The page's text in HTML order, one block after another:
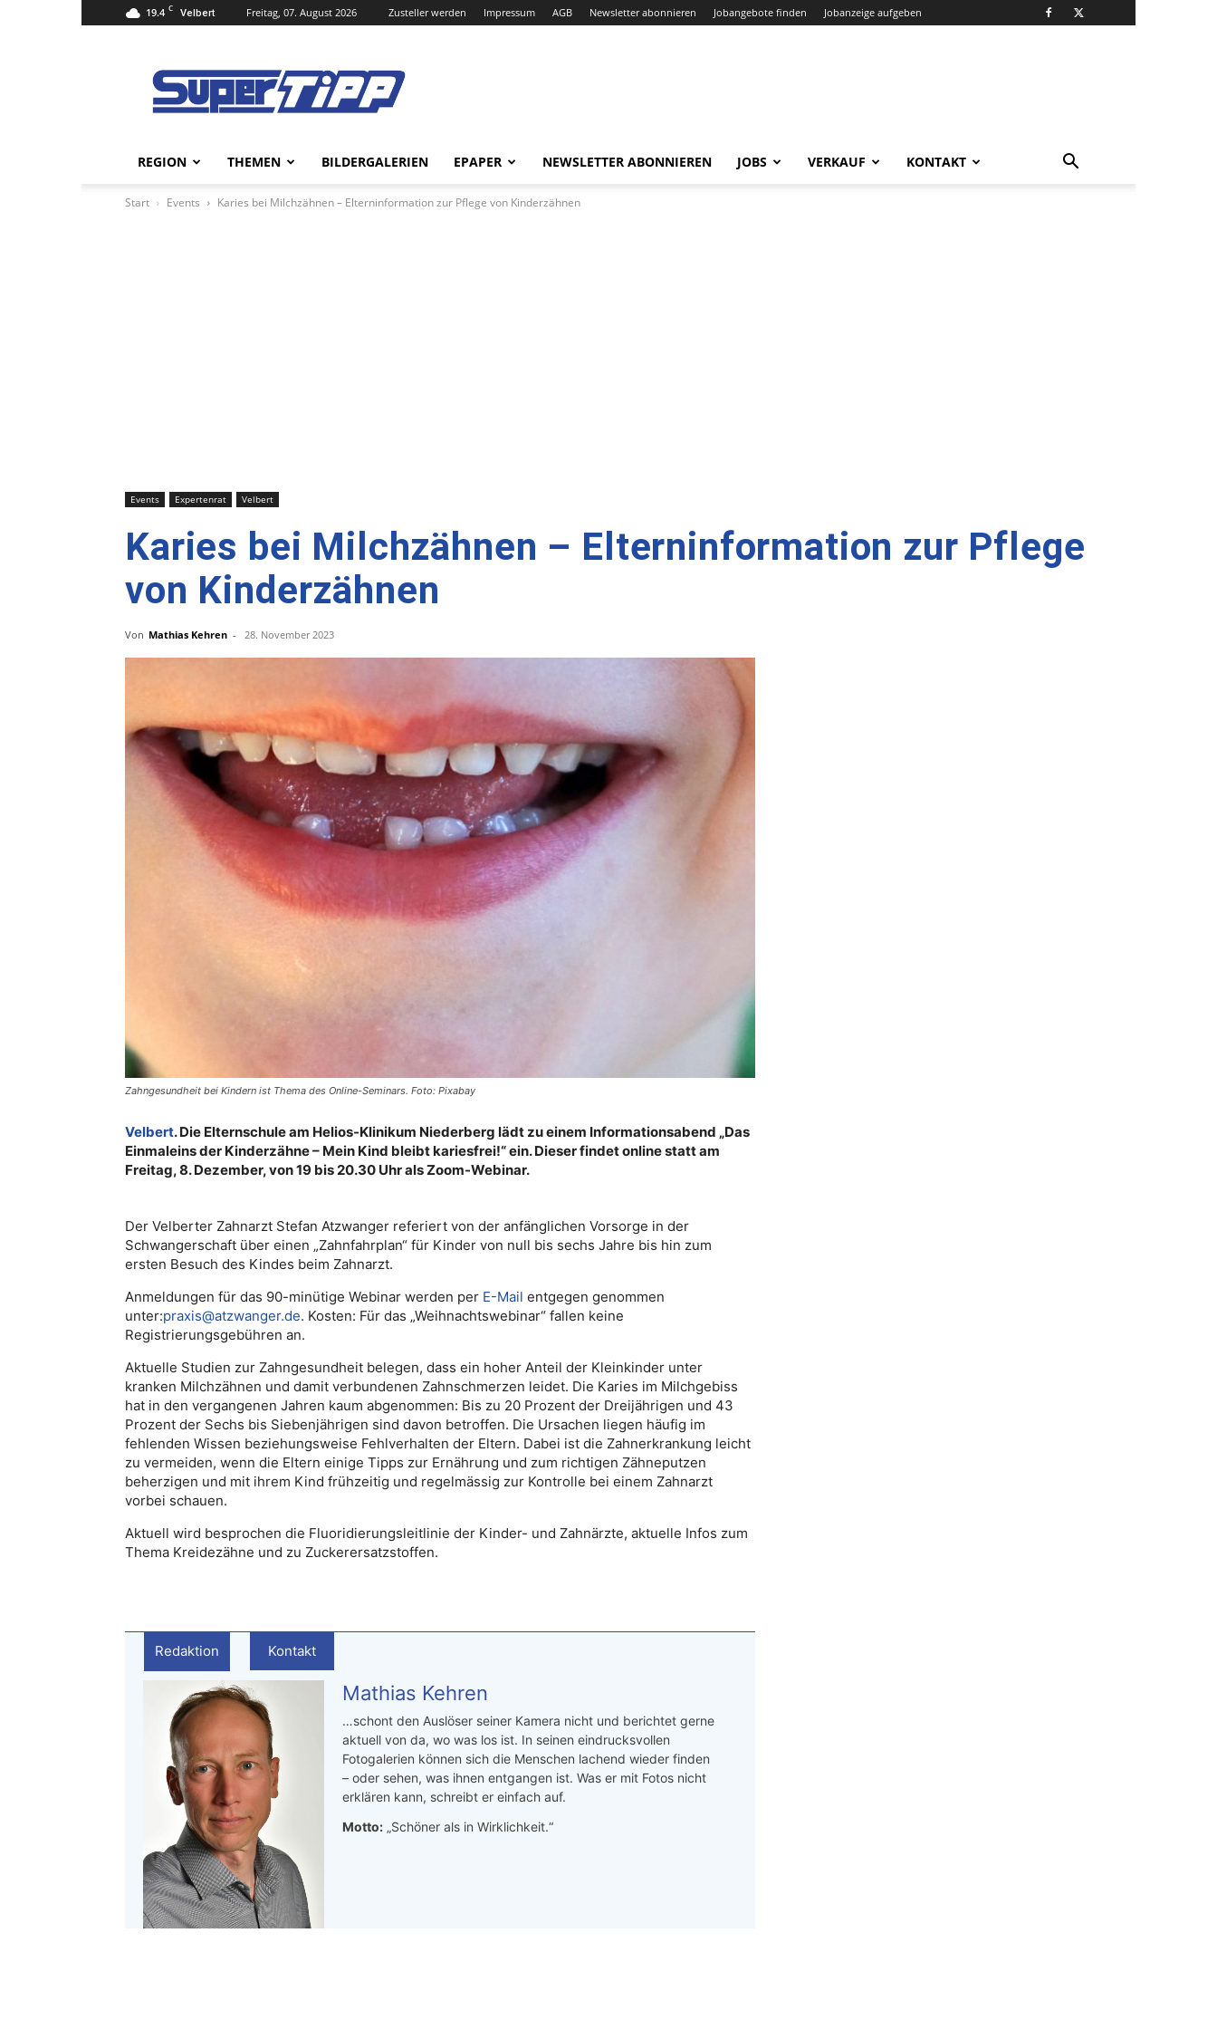
19.4 C Velbert Freitag, 07. August 2026 Zusteller werden Impressum AGB Newsletter abonnieren Jobangebote finden Jobanzeige aufgeben
Tipp
Online
REGION THEMEN BILDERGALERIEN EPAPER NEWSLETTER ABONNIEREN JOBS VERKAUF KONTAKT
Start Events Karies bei Milchzähnen – Elterninformation zur Pflege von Kinderzähnen
Events Expertenrat Velbert
Karies bei Milchzähnen – Elterninformation zur Pflege
von Kinderzähnen
Von Mathias Kehren - 28. November 2023
Zahngesundheit bei Kindern ist Thema des Online-Seminars. Foto: Pixabay
Velbert. Die Elternschule am Helios-Klinikum Niederberg lädt zu einem Informationsabend „Das
Einmaleins der Kinderzähne – Mein Kind bleibt kariesfrei!“ ein. Dieser findet online statt am
Freitag, 8. Dezember, von 19 bis 20.30 Uhr als Zoom-Webinar.
Der Velberter Zahnarzt Stefan Atzwanger referiert von der anfänglichen Vorsorge in der
Schwangerschaft über einen „Zahnfahrplan“ für Kinder von null bis sechs Jahre bis hin zum
ersten Besuch des Kindes beim Zahnarzt.
Anmeldungen für das 90-minütige Webinar werden per E-Mail entgegen genommen
unter:praxis@atzwanger.de. Kosten: Für das „Weihnachtswebinar“ fallen keine
Registrierungsgebühren an.
Aktuelle Studien zur Zahngesundheit belegen, dass ein hoher Anteil der Kleinkinder unter
kranken Milchzähnen und damit verbundenen Zahnschmerzen leidet. Die Karies im Milchgebiss
hat in den vergangenen Jahren kaum abgenommen: Bis zu 20 Prozent der Dreijährigen und 43
Prozent der Sechs bis Siebenjährigen sind davon betroffen. Die Ursachen liegen häufig im
fehlenden Wissen beziehungsweise Fehlverhalten der Eltern. Dabei ist die Zahnerkrankung leicht
zu vermeiden, wenn die Eltern einige Tipps zur Ernährung und zum richtigen Zähneputzen
beherzigen und mit ihrem Kind frühzeitig und regelmässig zur Kontrolle bei einem Zahnarzt
vorbei schauen.
Aktuell wird besprochen die Fluoridierungsleitlinie der Kinder- und Zahnärzte, aktuelle Infos zum
Thema Kreidezähne und zu Zuckerersatzstoffen.
Redaktion Kontakt
Mathias Kehren
…schont den Auslöser seiner Kamera nicht und berichtet gerne
aktuell von da, wo was los ist. In seinen eindrucksvollen
Fotogalerien können sich die Menschen lachend wieder finden
– oder sehen, was ihnen entgangen ist. Was er mit Fotos nicht
erklären kann, schreibt er einfach auf.
Motto: „Schöner als in Wirklichkeit.“